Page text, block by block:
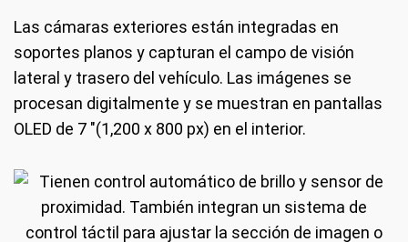
Las cámaras exteriores están integradas en
soportes planos y capturan el campo de visión
lateral y trasero del vehículo. Las imágenes se
procesan digitalmente y se muestran en pantallas
OLED de 7 "(1,200 x 800 px) en el interior.